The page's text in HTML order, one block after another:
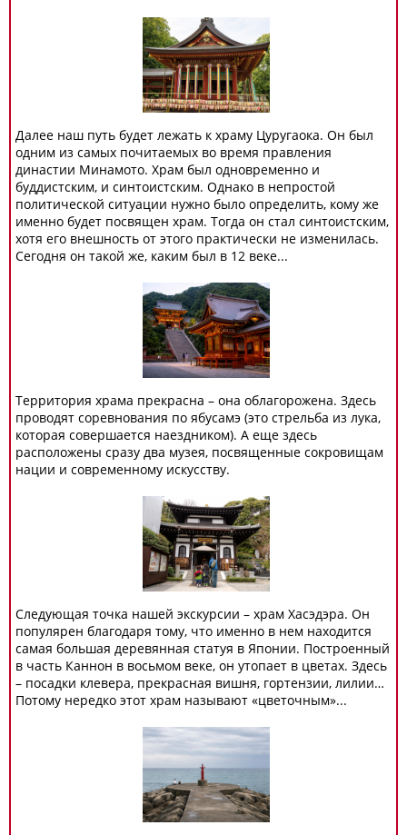
Далее наш путь будет лежать к храму Цуругаока. Он был
одним из самых почитаемых во время правления
династии Минамото. Храм был одновременно и
буддистским, и синтоистским. Однако в непростой
политической ситуации нужно было определить, кому же
именно будет посвящен храм. Тогда он стал синтоистским,
хотя его внешность от этого практически не изменилась.
Сегодня он такой же, каким был в 12 веке...
Территория храма прекрасна – она облагорожена. Здесь
проводят соревнования по ябусамэ (это стрельба из лука,
которая совершается наездником). А еще здесь
расположены сразу два музея, посвященные сокровищам
нации и современному искусству.
Следующая точка нашей экскурсии – храм Хасэдэра. Он
популярен благодаря тому, что именно в нем находится
самая большая деревянная статуя в Японии. Построенный
в часть Каннон в восьмом веке, он утопает в цветах. Здесь
– посадки клевера, прекрасная вишня, гортензии, лилии…
Потому нередко этот храм называют «цветочным»...